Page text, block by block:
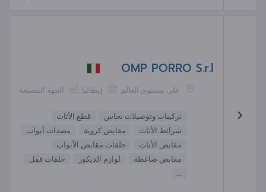
OMP PORRO S.r.l
الجهة المصنعة إيطاليا على مستوى العالم
تركيبات وتوصيلات نحاس
قطع الأثاث
شرائط الأثاث
مقابض كروية
مصدات أبواب
مقابض الأثاث
حلقات مقابض الأبواب
مقابض ضاغطة
لوازم الديكور
حلقات قفل
...